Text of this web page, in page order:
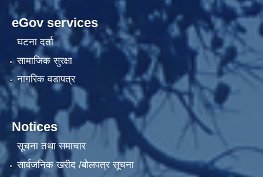
eGov services
घटना दर्ता
सामाजिक सुरक्षा
नागरिक वडापत्र
Notices
सूचना तथा समाचार
सार्वजनिक खरीद /बोलपत्र सूचना